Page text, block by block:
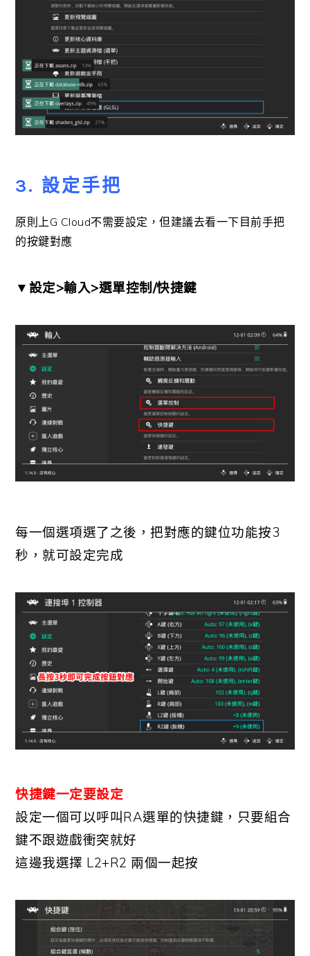
3. 設定手把
原則上G Cloud不需要設定，但建議去看一下目前手把
的按鍵對應
▼設定>輸入>選單控制/快捷鍵
每一個選項選了之後，把對應的鍵位功能按3
秒，就可設定完成
快捷鍵一定要設定
設定一個可以呼叫RA選單的快捷鍵，只要組合
鍵不跟遊戲衝突就好
這邊我選擇 L2+R2 兩個一起按